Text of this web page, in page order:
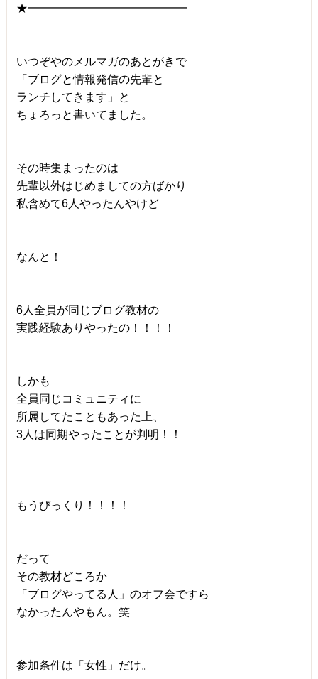
★━━━━━━━━━━━━━━
いつぞやのメルマガのあとがきで
「ブログと情報発信の先輩と
ランチしてきます」と
ちょろっと書いてました。
その時集まったのは
先輩以外はじめましての方ばかり
私含めて6人やったんやけど
なんと！
6人全員が同じブログ教材の
実践経験ありやったの！！！！
しかも
全員同じコミュニティに
所属してたこともあった上、
3人は同期やったことが判明！！
もうびっくり！！！！
だって
その教材どころか
「ブログやってる人」のオフ会ですら
なかったんやもん。笑
参加条件は「女性」だけ。